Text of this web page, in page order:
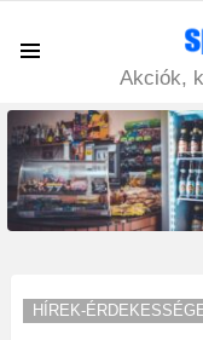
Akciók,
LATEST
STORIES
HÍREK-